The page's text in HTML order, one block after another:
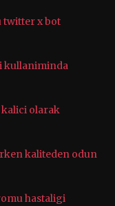
twitter x bot
kullaniminda
olarak
kaliteden odun
hastaligi